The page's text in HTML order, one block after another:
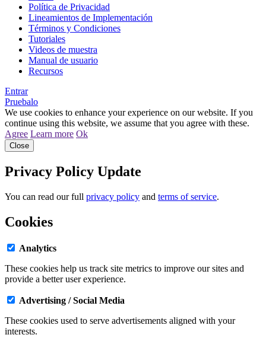
Política de Privacidad
Lineamientos de Implementación
Términos y Condiciones
Tutoriales
Videos de muestra
Manual de usuario
Recursos
Entrar
Pruebalo
We use cookies to enhance your experience on our website. If you
continue using this website, we assume that you agree with these.
Agree Learn more Ok
Close
Privacy Policy Update
You can read our full privacy policy and terms of service.
Cookies
Analytics
These cookies help us track site metrics to improve our sites and
provide a better user experience.
Advertising / Social Media
These cookies used to serve advertisements aligned with your
interests.